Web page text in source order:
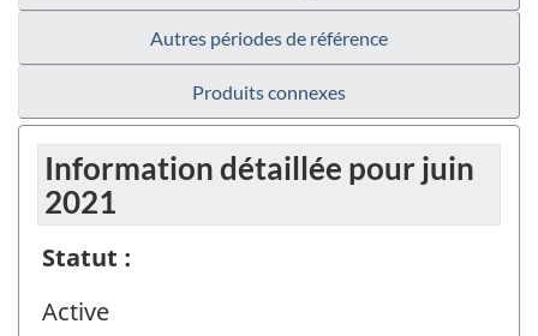
Autres périodes de référence
Produits connexes
Information détaillée pour juin
2021
Statut :
Active